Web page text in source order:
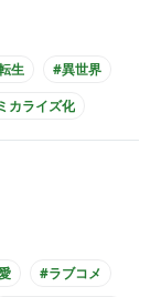
生
#異世界
カライズ化
#ラブコメ